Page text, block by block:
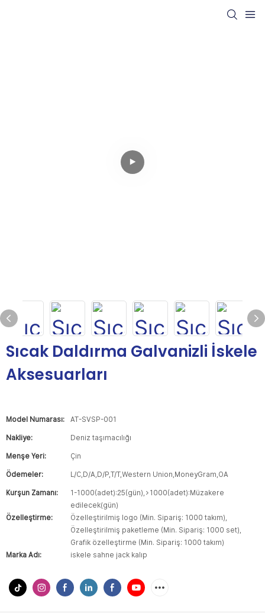
Sıcak Daldırma Galvanizli İskele
Aksesuarları
Model Numarası: AT-SVSP-001
Nakliye: Deniz taşımacılığı
Menşe Yeri: Çin
Ödemeler: L/C,D/A,D/P,T/T,Western Union,MoneyGram,OA
Kurşun Zamanı:
1-1000(adet):25(gün),>1000(adet):Müzakere
edilecek(gün)
Özelleştirme:
Özelleştirilmiş logo (Min. Sipariş: 1000 takım),
Özelleştirilmiş paketleme (Min. Sipariş: 1000 set),
Grafik özelleştirme (Min. Sipariş: 1000 takım)
Marka Adı:
iskele sahne jack kalıp